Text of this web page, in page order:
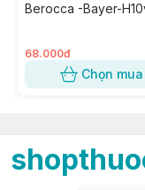
Berocca -Bayer-
68.000đ
Chọn mua